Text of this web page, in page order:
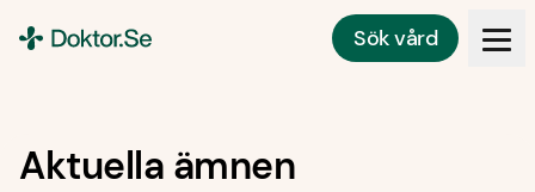
Sök vård
Aktuella ämnen